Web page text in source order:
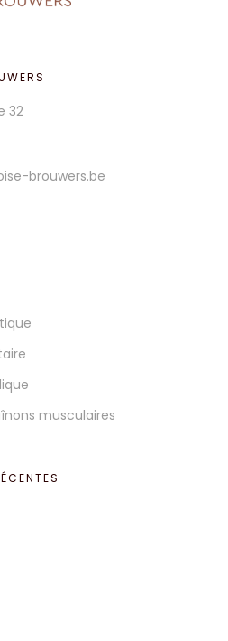
32
brouwers.be
musculaires